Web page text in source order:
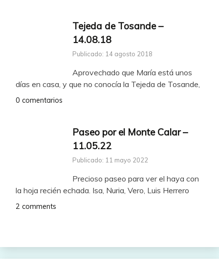
Tejeda de Tosande –
14.08.18
Publicado: 14 agosto 2018
Aprovechado que María está unos
días en casa, y que no conocía la Tejeda de Tosande,
0 comentarios
Paseo por el Monte Calar –
11.05.22
Publicado: 11 mayo 2022
Precioso paseo para ver el haya con
la hoja recién echada. Isa, Nuria, Vero, Luis Herrero
2 comments